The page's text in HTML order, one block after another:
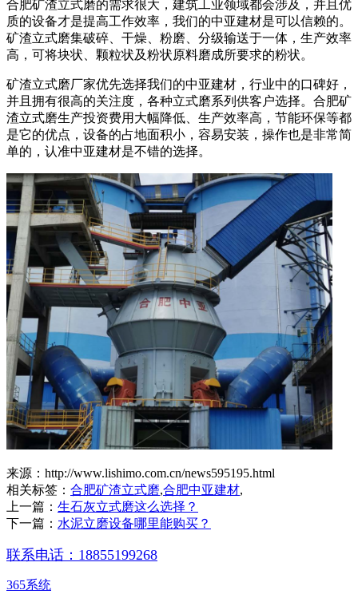
合肥矿渣立式磨的需求很大，建筑工业领域都会涉及，并且优
质的设备才是提高工作效率，我们的中亚建材是可以信赖的。
矿渣立式磨集破碎、干燥、粉磨、分级输送于一体，生产效率
高，可将块状、颗粒状及粉状原料磨成所要求的粉状。
矿渣立式磨厂家优先选择我们的中亚建材，行业中的口碑好，
并且拥有很高的关注度，各种立式磨系列供客户选择。合肥矿
渣立式磨生产投资费用大幅降低、生产效率高，节能环保等都
是它的优点，设备的占地面积小，容易安装，操作也是非常简
单的，认准中亚建材是不错的选择。
来源：http://www.lishimo.com.cn/news595195.html
相关标签： 合肥矿渣立式磨,合肥中亚建材,
上一篇： 生石灰立式磨这么选择？
下一篇： 水泥立磨设备哪里能购买？
联系电话：18855199268
365系统